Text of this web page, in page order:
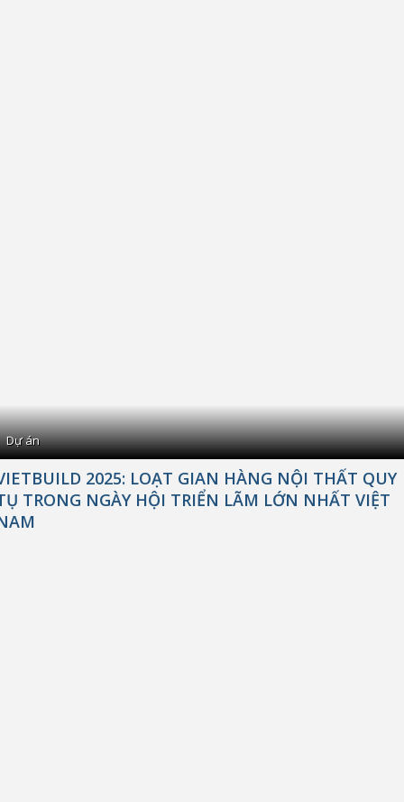
Dự án
2025: LOẠT GIAN HÀNG NỘI THẤT QUY
TRONG NGÀY HỘI TRIỂN LÃM LỚN NHẤT VIỆT